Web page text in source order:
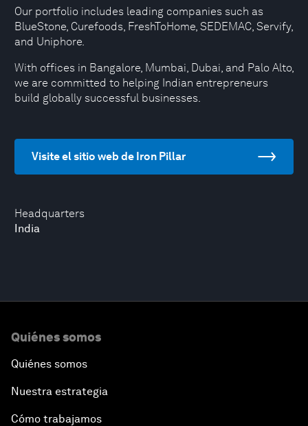
Headquarters
India
Our portfolio includes leading companies such as
BlueStone, Curefoods, FreshToHome, SEDEMAC, Servify,
and Uniphore.
With offices in Bangalore, Mumbai, Dubai, and Palo Alto,
we are committed to helping Indian entrepreneurs
build globally successful businesses.
Visite el sitio web de Iron Pillar
Quiénes somos
Quiénes somos
Nuestra estrategia
Cómo trabajamos